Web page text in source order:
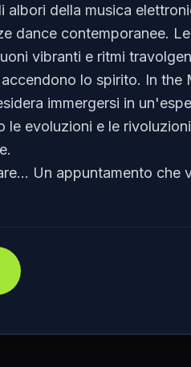
albori della musica
dance contemporanee.
vibranti e ritmi
lo spirito. In the
immergersi in
le evoluzioni e le
Un appuntamento che